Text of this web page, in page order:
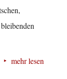
mehr lesen